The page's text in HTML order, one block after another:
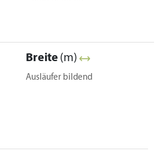
Breite (m)
Ausläufer bildend